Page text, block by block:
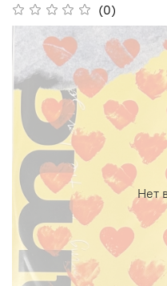
(0)
Нет